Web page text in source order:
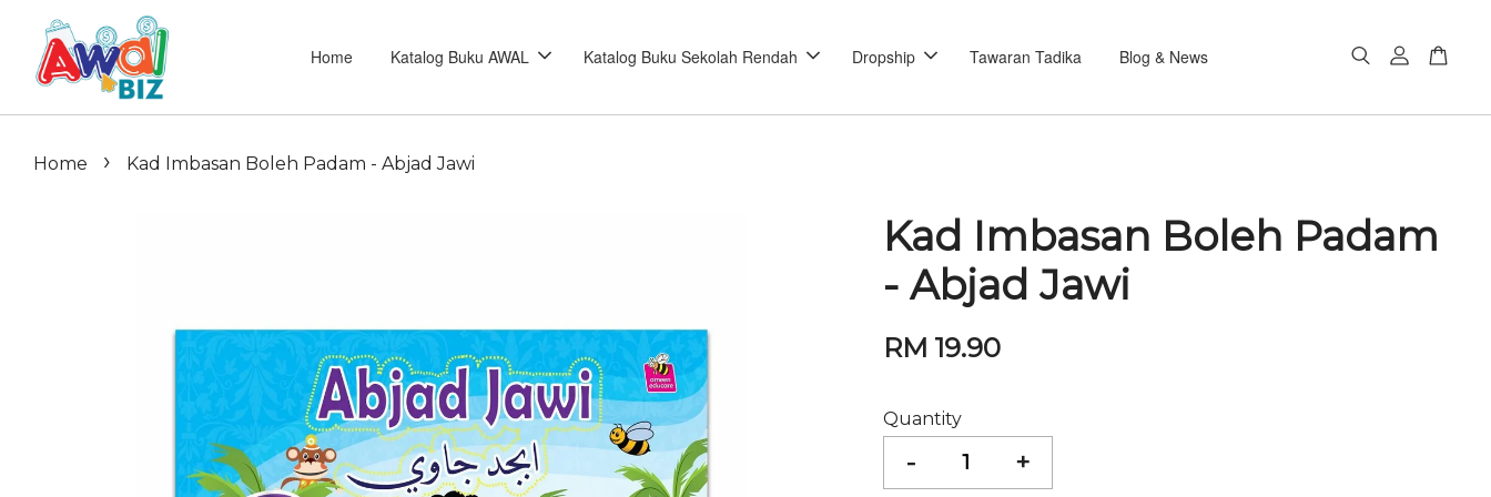
Home Katalog Buku AWAL Katalog Buku Sekolah Rendah Dropship Tawaran Tadika Blog & News
Home › Kad Imbasan Boleh Padam - Abjad Jawi
Kad Imbasan Boleh Padam
- Abjad Jawi
RM 19.90
Quantity
- +